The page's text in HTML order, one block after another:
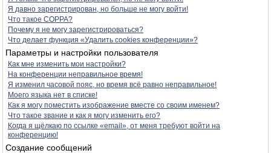
Я давно зарегистрирован, но больше не могу войти!
Что такое COPPA?
Почему я не могу зарегистрироваться?
Что делает функция «Удалить cookies конференции»?
Параметры и настройки пользователя
Как мне изменить мои настройки?
На конференции неправильное время!
Я изменил часовой пояс, но время всё равно неправильное!
Моего языка нет в списке!
Как я могу поместить изображение вместе со своим именем?
Что такое звание и как я могу изменить его?
Когда я щёлкаю по ссылке «email», от меня требуют войти на
конференцию!
Создание сообщений